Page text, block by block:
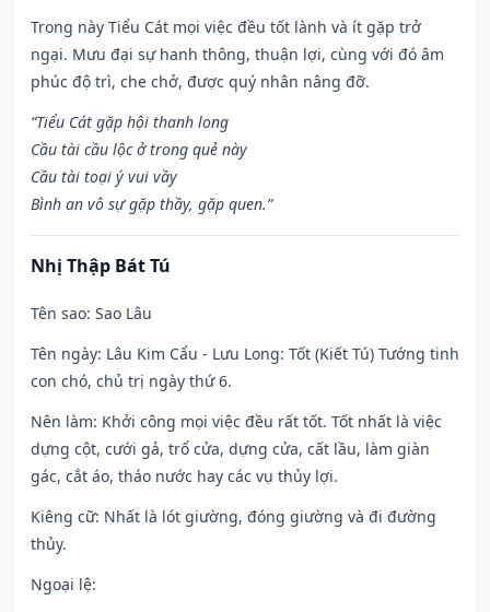
Trong này Tiểu Cát mọi việc đều tốt lành và ít gặp trở
ngại. Mưu đại sự hanh thông, thuận lợi, cùng với đó âm
phúc độ trì, che chở, được quý nhân nâng đỡ.
“Tiểu Cát gặp hội thanh long
Cầu tài cầu lộc ở trong quẻ này
Cầu tài toại ý vui vầy
Bình an vô sự gặp thầy, gặp quen.”
Nhị Thập Bát Tú
Tên sao: Sao Lâu
Tên ngày: Lâu Kim Cẩu - Lưu Long: Tốt (Kiết Tú) Tướng tinh
con chó, chủ trị ngày thứ 6.
Nên làm: Khởi công mọi việc đều rất tốt. Tốt nhất là việc
dựng cột, cưới gả, trổ cửa, dựng cửa, cất lầu, làm giàn
gác, cắt áo, tháo nước hay các vụ thủy lợi.
Kiêng cữ: Nhất là lót giường, đóng giường và đi đường
thủy.
Ngoại lệ: